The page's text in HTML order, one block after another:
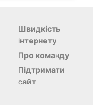
Швидкість
інтернету
Про команду
Підтримати
сайт